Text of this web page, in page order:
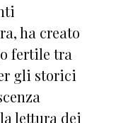
ha creato
fertile tra
gli storici
lettura dei